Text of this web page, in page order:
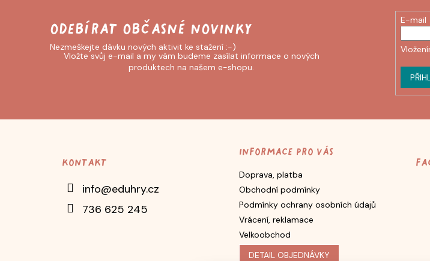
Vložte svůj e-mail a my vám budeme zasílat informace o nových
produktech na našem e-shopu.
E-mail
Kontakt
info@eduhry.cz
736 625 245
Informace pro vás
Doprava, platba
Obchodní podmínky
Podmínky ochrany osobních údajů
Vrácení, reklamace
Velkoobchod
DETAIL OBJEDNÁVKY